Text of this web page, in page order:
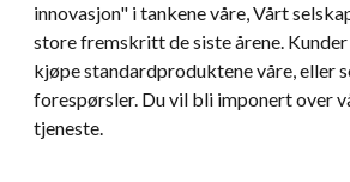
innovasjon" i tankene våre, Vårt
store fremskritt de siste årene.
kjøpe standardproduktene våre, eller
forespørsler. Du vil bli imponert over
tjeneste.